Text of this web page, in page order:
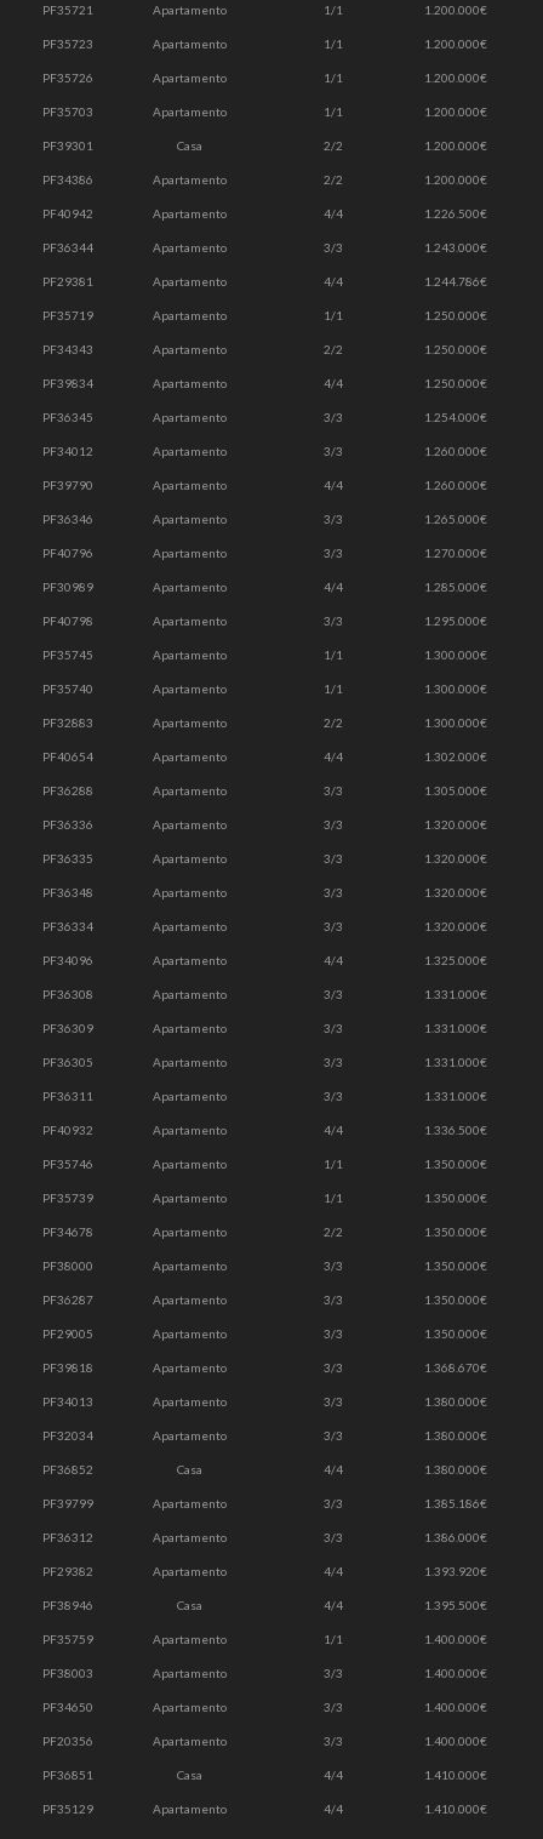
PF35721 Apartamento 1/1 1.200.000€
PF35723 Apartamento 1/1 1.200.000€
PF35726 Apartamento 1/1 1.200.000€
PF35703 Apartamento 1/1 1.200.000€
PF39301 Casa 2/2 1.200.000€
PF34386 Apartamento 2/2 1.200.000€
PF40942 Apartamento 4/4 1.226.500€
PF36344 Apartamento 3/3 1.243.000€
PF29381 Apartamento 4/4 1.244.786€
PF35719 Apartamento 1/1 1.250.000€
PF34343 Apartamento 2/2 1.250.000€
PF39834 Apartamento 4/4 1.250.000€
PF36345 Apartamento 3/3 1.254.000€
PF34012 Apartamento 3/3 1.260.000€
PF39790 Apartamento 4/4 1.260.000€
PF36346 Apartamento 3/3 1.265.000€
PF40796 Apartamento 3/3 1.270.000€
PF30989 Apartamento 4/4 1.285.000€
PF40798 Apartamento 3/3 1.295.000€
PF35745 Apartamento 1/1 1.300.000€
PF35740 Apartamento 1/1 1.300.000€
PF32883 Apartamento 2/2 1.300.000€
PF40654 Apartamento 4/4 1.302.000€
PF36288 Apartamento 3/3 1.305.000€
PF36336 Apartamento 3/3 1.320.000€
PF36335 Apartamento 3/3 1.320.000€
PF36348 Apartamento 3/3 1.320.000€
PF36334 Apartamento 3/3 1.320.000€
PF34096 Apartamento 4/4 1.325.000€
PF36308 Apartamento 3/3 1.331.000€
PF36309 Apartamento 3/3 1.331.000€
PF36305 Apartamento 3/3 1.331.000€
PF36311 Apartamento 3/3 1.331.000€
PF40932 Apartamento 4/4 1.336.500€
PF35746 Apartamento 1/1 1.350.000€
PF35739 Apartamento 1/1 1.350.000€
PF34678 Apartamento 2/2 1.350.000€
PF38000 Apartamento 3/3 1.350.000€
PF36287 Apartamento 3/3 1.350.000€
PF29005 Apartamento 3/3 1.350.000€
PF39818 Apartamento 3/3 1.368.670€
PF34013 Apartamento 3/3 1.380.000€
PF32034 Apartamento 3/3 1.380.000€
PF36852 Casa 4/4 1.380.000€
PF39799 Apartamento 3/3 1.385.186€
PF36312 Apartamento 3/3 1.386.000€
PF29382 Apartamento 4/4 1.393.920€
PF38946 Casa 4/4 1.395.500€
PF35759 Apartamento 1/1 1.400.000€
PF38003 Apartamento 3/3 1.400.000€
PF34650 Apartamento 3/3 1.400.000€
PF20356 Apartamento 3/3 1.400.000€
PF36851 Casa 4/4 1.410.000€
PF35129 Apartamento 4/4 1.410.000€